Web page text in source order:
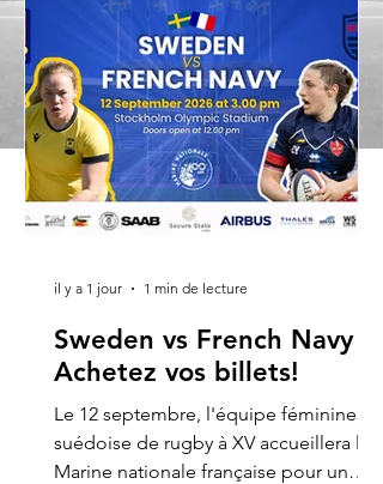
ACTUALITÉS
Sweden vs French Navy -
Achetez vos billets!
Le 12 septembre, l'équipe féminine
suédoise de rugby à XV accueillera la
Marine nationale française pour un
il y a 1 jour 1 min de lecture